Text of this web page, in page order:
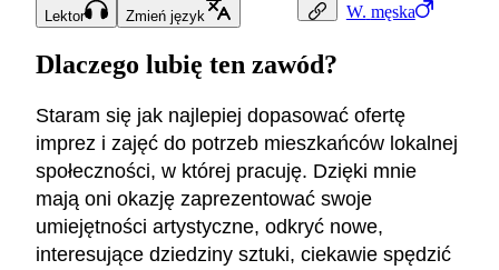
W. męska
Lektor Zmień język
Dlaczego lubię ten zawód?
Staram się jak najlepiej dopasować ofertę
imprez i zajęć do potrzeb mieszkańców lokalnej
społeczności, w której pracuję. Dzięki mnie
mają oni okazję zaprezentować swoje
umiejętności artystyczne, odkryć nowe,
interesujące dziedziny sztuki, ciekawie spędzić